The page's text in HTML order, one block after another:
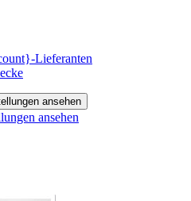
Lieferanten
ansehen
ansehen